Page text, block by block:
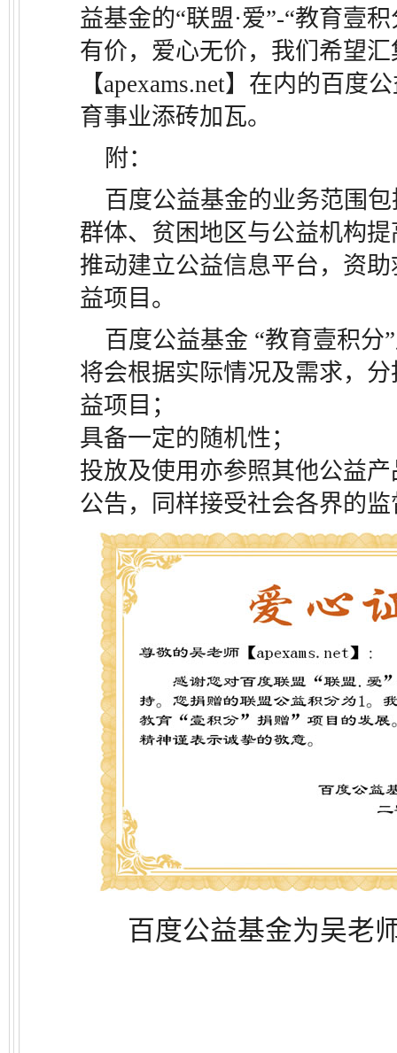
益基金的“联盟·爱”-“教育壹
有价，爱心无价，我们希望
【apexams.net】在内的百度
育事业添砖加瓦。
附：
百度公益基金的业务范围
群体、贫困地区与公益机构
推动建立公益信息平台，资
益项目。
百度公益基金 “教育壹积分
将会根据实际情况及需求，
益项目；
具备一定的随机性；
投放及使用亦参照其他公益
公告，同样接受社会各界的监
百度公益基金为吴老